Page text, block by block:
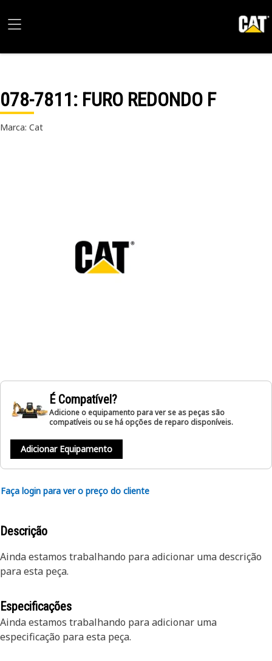
078-7811: FURO REDONDO F
Marca: Cat
É Compatível?
Adicione o equipamento para ver se as peças são
compatíveis ou se há opções de reparo disponíveis.
Adicionar Equipamento
Faça login para ver o preço do cliente
Descrição
Ainda estamos trabalhando para adicionar uma descrição
para esta peça.
Especificações
Ainda estamos trabalhando para adicionar uma
especificação para esta peça.